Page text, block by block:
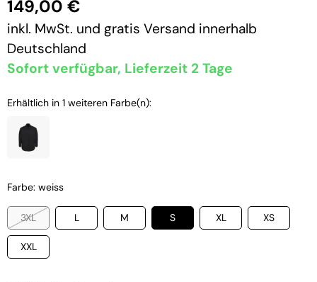
149,00 €
inkl. MwSt. und gratis Versand innerhalb
Deutschland
Sofort verfügbar, Lieferzeit 2 Tage
Erhältlich in 1 weiteren Farbe(n):
Farbe: weiss
3XL L M S XL XS
XXL